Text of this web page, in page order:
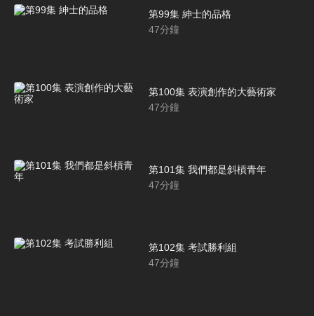
第99集 紳士的品格
47分鐘
第100集 表演創作的大藝術家
47分鐘
第101集 我們都是斜槓青年
47分鐘
第102集 考試勝利組
47分鐘